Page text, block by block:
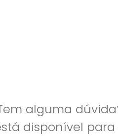
alguma
disponível